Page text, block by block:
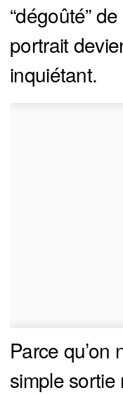
“dégoûté”
portrait
inquiétant.
Parce qu’on
simple sortie